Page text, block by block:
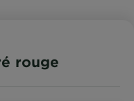
rouge